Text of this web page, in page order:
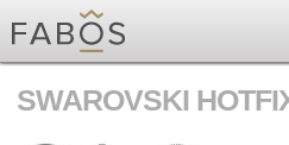
SWAROVSKI